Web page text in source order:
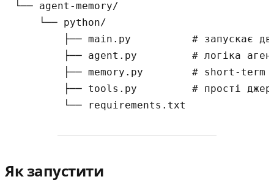
└── agent-memory/
    └── python/
├── main.py          # запускає
├── agent.py         # логіка
├── memory.py        # short-term
├── tools.py         # прості
Як запустити